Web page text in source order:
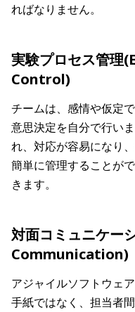
ればなりません。
実験プロセス管理
Control)
チームは、感情や仮定
意思決定を自分で行い
れ、対応が容易になり
簡単に管理することが
きます。
対面コミュニケー
Communication)
アジャイルソフトウェ
手紙ではなく、担当者